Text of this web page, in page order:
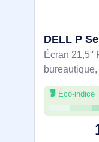
Écran 21,5''
(99 %
Hz pour un
Plus limite
Éco-indice